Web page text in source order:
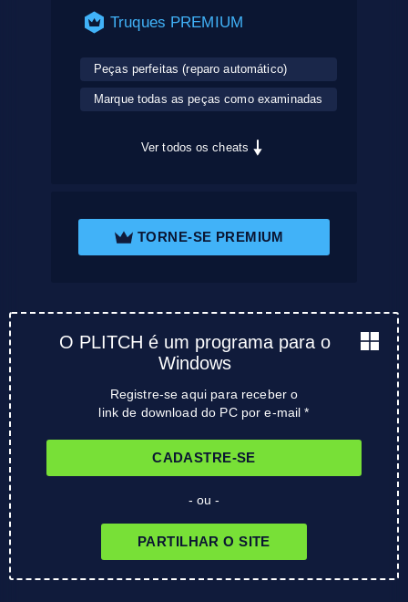
Truques PREMIUM
Peças perfeitas (reparo automático)
Marque todas as peças como examinadas
Ver todos os cheats
TORNE-SE PREMIUM
O PLITCH é um programa para o
Windows
Registre-se aqui para receber o
link de download do PC por e-mail *
CADASTRE-SE
- ou -
PARTILHAR O SITE